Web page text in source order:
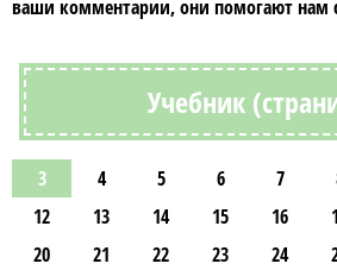
ваши комментарии, они помогают нам
Учебник
3 4 5 6 7
12
13 14 15 16
20
21 22 23 24